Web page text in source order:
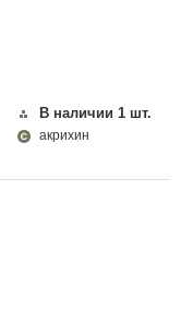
В наличии 1 шт.
акрихин